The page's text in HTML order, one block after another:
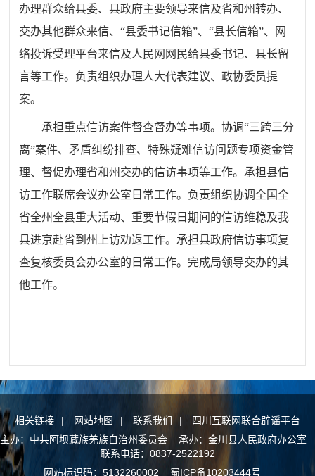
办理群众给县委、县政府主要领导来信及省和州转办、
交办其他群众来信、“县委书记信箱”、“县长信箱”、网
络投诉受理平台来信及人民网网民给县委书记、县长留
言等工作。负责组织办理人大代表建议、政协委员提
案。
承担重点信访案件督查督办等事项。协调“三跨三分
离”案件、矛盾纠纷排查、特殊疑难信访问题专项资金管
理、督促办理省和州交办的信访事项等工作。承担县信
访工作联席会议办公室日常工作。负责组织协调全国全
省全州全县重大活动、重要节假日期间的信访维稳及我
县进京赴省到州上访劝返工作。承担县政府信访事项复
查复核委员会办公室的日常工作。 完成局领导交办的其
他工作。
相关链接 | 网站地图 | 联系我们 |
四川互联网联合辟谣平台
主办：中共阿坝藏族羌族自治州委员会 承办：金川县人民政府办公室
联系电话：0837-2522192
网站标识码：5132260002 蜀ICP备10203444号